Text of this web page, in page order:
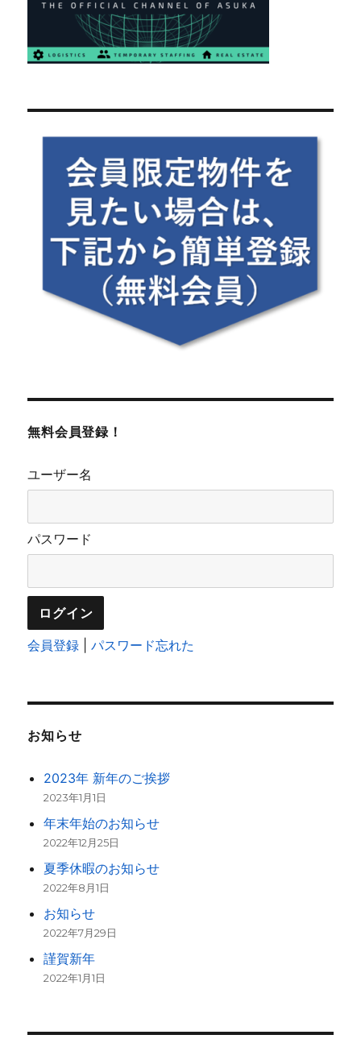
無料会員登録！
ユーザー名
パスワード
会員登録 |パスワード忘れた
お知らせ
2023年 新年のご挨拶
2023年1月1日
年末年始のお知らせ
2022年12月25日
夏季休暇のお知らせ
2022年8月1日
お知らせ
2022年7月29日
謹賀新年
2022年1月1日